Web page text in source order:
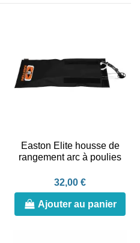
Easton Elite housse de
rangement arc à poulies
32,00 €
Ajouter au panier